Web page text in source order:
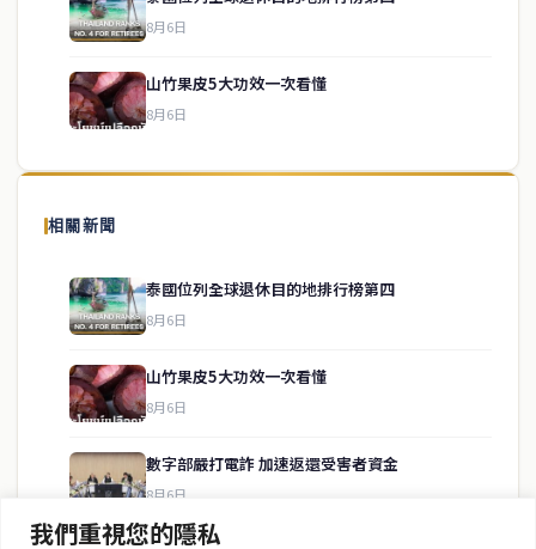
我們重視您的隱私
8月6日
山竹果皮5大功效一次看懂
8月6日
相關新聞
泰國位列全球退休目的地排行榜第四
8月6日
山竹果皮5大功效一次看懂
8月6日
數字部嚴打電詐 加速返還受害者資金
8月6日
關於我們
泰國中文新聞（TCN）是一家總部設於曼谷的中文新聞媒體，致力於
供即時、客觀、多元的中文新聞內容。
房地產
service@thaichinesenews.com